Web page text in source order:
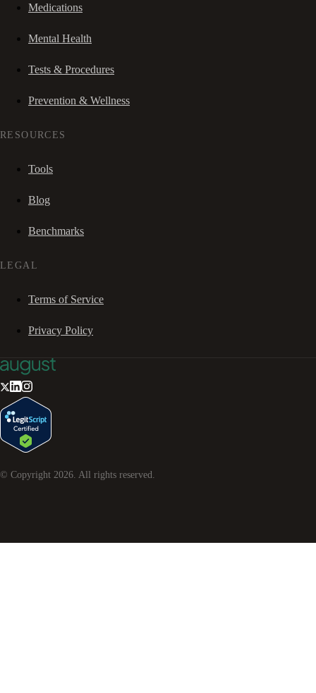
Medications
Mental Health
Tests & Procedures
Prevention & Wellness
RESOURCES
Tools
Blog
Benchmarks
LEGAL
Terms of Service
Privacy Policy
© Copyright 2026. All rights reserved.